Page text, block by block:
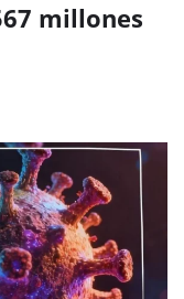
millones